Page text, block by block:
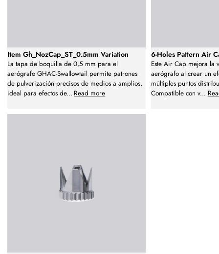
Item Gh_NozCap_ST_0.5mm Variation
La tapa de boquilla de 0,5 mm para el
aerógrafo GHAC-Swallowtail permite patrones
de pulverización precisos de medios a amplios,
ideal para efectos de... Read more
6-Holes Pattern Air
Este Air Cap mejora la
aerógrafo al crear un
múltiples puntos
Compatible con v...